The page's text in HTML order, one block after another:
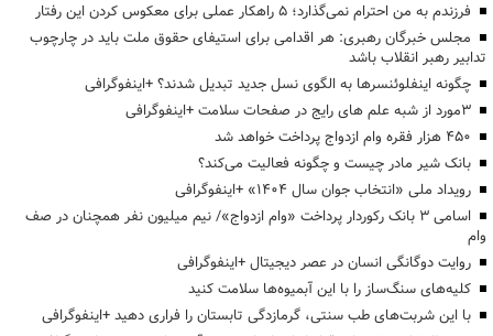
فرزندم به من احترام نمی‌گذارد؛ ۵ راهکار عملی برای معکوس کردن این رفتار
مجلس خبرگان رهبری: هر اقدامی برای استیفای حقوق ملت باید در چارچوب
تدابیر رهبر انقلاب باشد
چگونه اینفلوئنسرها به الگوی نسل جدید تبدیل شدند؟ +اینفوگرافی
3مورد از شبه علم های رایج در صفحات سلامت +اینفوگرافی
۴۵۰ هزار فقره وام ازدواج پرداخت خواهد شد
بانک شیر مادر چیست و چگونه فعالیت می‌کند؟
رویداد ملی «انتخاب جوان سال ۱۴۰۴» +اینفوگرافی
اسامی ۳ بانک رکوردار پرداخت «وام ازدواج»/ نیم میلیون نفر همچنان در صف
وام
روایت دوگانگی انسان در عصر دیجیتال +اینفوگرافی
کلیه‌های سنگ‌ساز را با این آبمیوه‌ها سلامت کنید
با این شربت‌های طب سنتی، گرمازدگی تابستان را فراری دهید +اینفوگرافی